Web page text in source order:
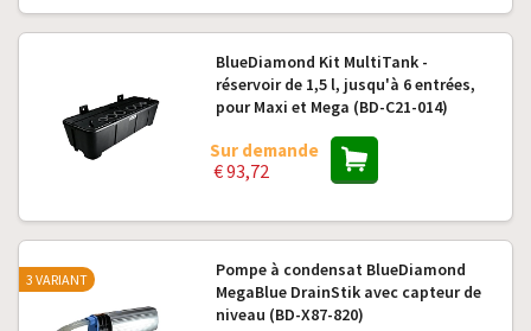
BlueDiamond Kit MultiTank -
réservoir de 1,5 l, jusqu'à 6 entrées,
pour Maxi et Mega (BD-C21-014)
Sur demande
€ 93,72
Pompe à condensat BlueDiamond
MegaBlue DrainStik avec capteur de
niveau (BD-X87-820)
3 VARIANT